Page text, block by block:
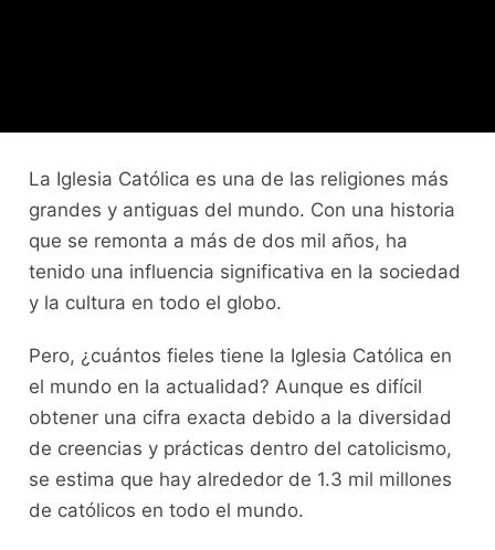
La Iglesia Católica es una de las religiones más
grandes y antiguas del mundo. Con una historia
que se remonta a más de dos mil años, ha
tenido una influencia significativa en la sociedad
y la cultura en todo el globo.
Pero, ¿cuántos fieles tiene la Iglesia Católica en
el mundo en la actualidad? Aunque es difícil
obtener una cifra exacta debido a la diversidad
de creencias y prácticas dentro del catolicismo,
se estima que hay alrededor de 1.3 mil millones
de católicos en todo el mundo.